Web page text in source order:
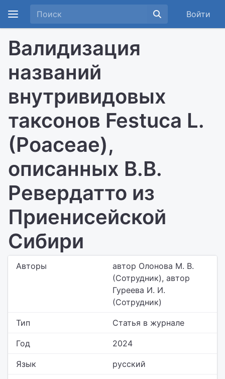
Войти
Валидизация
названий
внутривидовых
таксонов Festuca L.
(Poaceae),
описанных В.В.
Ревердатто из
Приенисейской
Сибири
Авторы
автор Олонова М. В.
(Сотрудник), автор
Гуреева И. И.
(Сотрудник)
Тип Статья в журнале
Год 2024
Язык русский